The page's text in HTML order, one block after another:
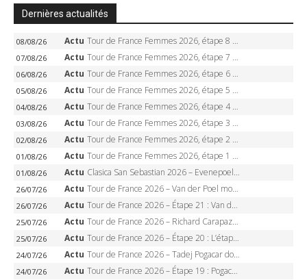
Dernières actualités
08/08/26 Actu Tour de France Femmes 2026, étape 8 – Demi Vollering gagne à Nice, reprend le jaune, Niewiadoma à 8 secondes
07/08/26 Actu Tour de France Femmes 2026, étape 7 – Kasia Niewiadoma gagne le Ventoux, maillot jaune, Reusser et Vollering piégées
06/08/26 Actu Tour de France Femmes 2026, étape 6 – Kim Le Court-Pienaar gagne à Tournon, Reusser en jaune
05/08/26 Actu Tour de France Femmes 2026, étape 5 – Demi Vollering gagne à Belleville, Reusser en jaune, Ferrand-Prévot coule
04/08/26 Actu Tour de France Femmes 2026, étape 4 – Marlen Reusser écrase le chrono, Ferrand-Prévot en crise
03/08/26 Actu Tour de France Femmes 2026, étape 3 – Sigrid Haugset en solitaire, 88 km d’échappée, maillot jaune
02/08/26 Actu Tour de France Femmes 2026, étape 2 – Lorena Wiebes doublé à Genève, Markus héroïque, 7e record
01/08/26 Actu Tour de France Femmes 2026, étape 1 – Lorena Wiebes intouchable à Lausanne, premier maillot jaune
01/08/26 Actu Clasica San Sebastian 2026 – Evenepoel recordman, 4e victoire, Carapaz battu au sprint
26/07/26 Actu Tour de France 2026 – Van der Poel monumental à Paris, Pogacar égale le record des cinq sacres
26/07/26 Actu Tour de France 2026 – Étape 21 : Van der Poel, Pogacar, qui succédera à Wout van Aert sur les Champs-Elysées ?
25/07/26 Actu Tour de France 2026 – Richard Carapaz roi des Alpes, doublé et maillot à pois, Seixas perd le podium
25/07/26 Actu Tour de France 2026 – Étape 20 : L’étape reine, Galibier, Sarenne, Alpe d’Huez, qui succédera à Pogacar ?
24/07/26 Actu Tour de France 2026 – Tadej Pogacar dompte l’Alpe d’Huez, 5e victoire, record de Pantani pulvérisé
24/07/26 Actu Tour de France 2026 – Étape 19 : Pogacar peut-il enfin dompter l’Alpe d’Huez ?